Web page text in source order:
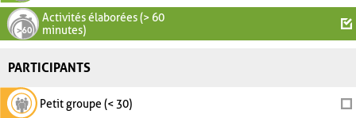
Activités élaborées (> 60
minutes)
PARTICIPANTS
Petit groupe (< 30)